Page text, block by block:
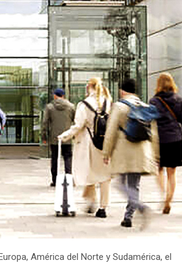
América del Norte y Sudamérica, el